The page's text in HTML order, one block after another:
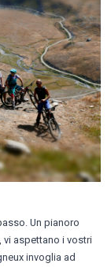
Un pianoro
aspettano i vostri
invoglia ad